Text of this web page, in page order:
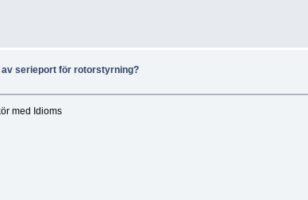
av serieport för rotorstyrning?
med Idioms